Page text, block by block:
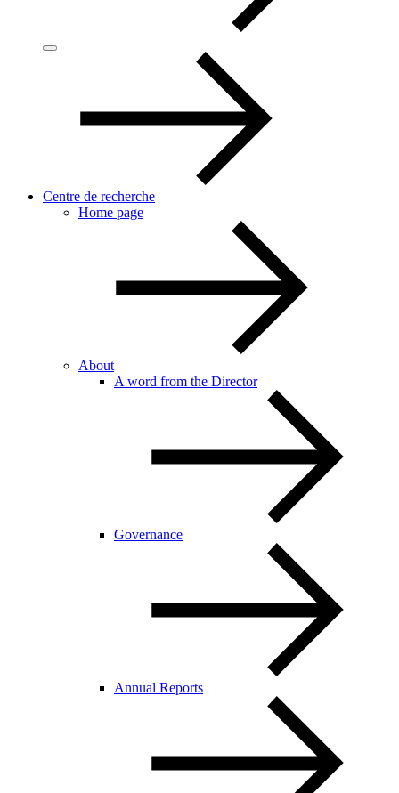
Centre de recherche
Home page
About
A word from the Director
Governance
Annual Reports